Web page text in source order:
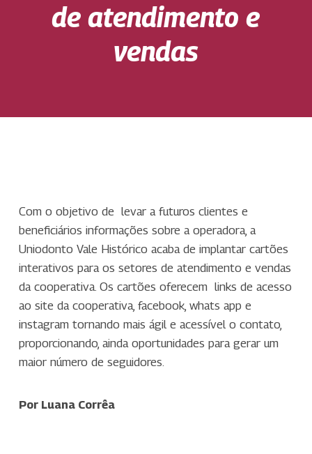
de atendimento e
vendas
Com o objetivo de levar a futuros clientes e
beneficiários informações sobre a operadora, a
Uniodonto Vale Histórico acaba de implantar cartões
interativos para os setores de atendimento e vendas
da cooperativa. Os cartões oferecem links de acesso
ao site da cooperativa, facebook, whats app e
instagram tornando mais ágil e acessível o contato,
proporcionando, ainda oportunidades para gerar um
maior número de seguidores.
Por Luana Corrêa